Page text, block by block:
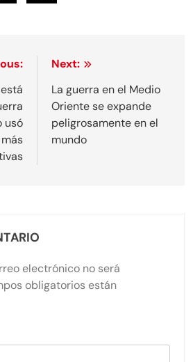
usó
Next:
La guerra en el Medio
Oriente se expande
peligrosamente en el
mundo
electrónico no será
obligatorios están